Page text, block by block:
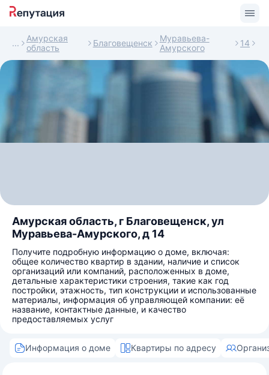
Амурская
область
Благовещенск
Муравьева-
Амурского
14
Амурская область, г Благовещенск, ул
Муравьева-Амурского, д 14
Получите подробную информацию о доме, включая:
общее количество квартир в здании, наличие и список
организаций или компаний, расположенных в доме,
детальные характеристики строения, такие как год
постройки, этажность, тип конструкции и использованные
материалы, информация об управляющей компании: её
название, контактные данные, и качество
предоставляемых услуг
Информация о доме Квартиры по адресу